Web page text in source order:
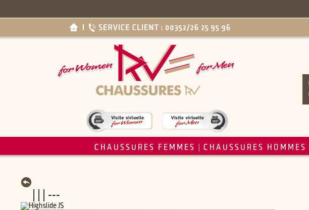
CHAUSSURES FEMMES CHAUSSURES HOMMES
| | | ---